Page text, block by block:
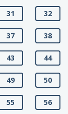
31 32
37 38
43 44
49 50
55 56